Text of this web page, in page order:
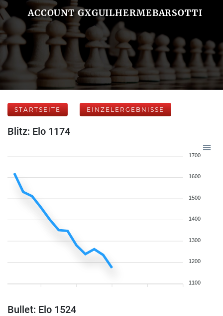
ACCOUNT GXGUILHERMEBARSOTTI
STARTSEITE EINZELERGEBNISSE
Blitz: Elo 1174
1700
1600
1500
1400
1300
1200
1100
Bullet: Elo 1524